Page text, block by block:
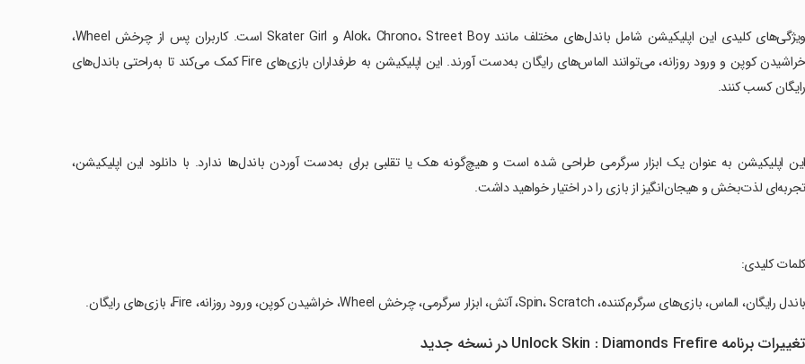
‏ویژگی‌های کلیدی این اپلیکیشن شامل باندل‌های مختلف مانند Alok، Chrono، Street Boy و Skater Girl است. کاربران پس از چرخش Wheel،
خراشیدن کوپن و ورود روزانه، می‌توانند الماس‌های رایگان به‌دست آورند. این اپلیکیشن به طرفداران بازی‌های Fire کمک می‌کند تا به‌راحتی باندل‌های
رایگان کسب کنند.
‏این اپلیکیشن به عنوان یک ابزار سرگرمی طراحی شده است و هیچ‌گونه هک یا تقلبی برای به‌دست آوردن باندل‌ها ندارد. با دانلود این اپلیکیشن،
تجربه‌ای لذت‌بخش و هیجان‌انگیز از بازی را در اختیار خواهید داشت.
‏کلمات کلیدی:
‏باندل رایگان، الماس، بازی‌های سرگرم‌کننده، Spin، Scratch، آتش، ابزار سرگرمی، چرخش Wheel، خراشیدن کوپن، ورود روزانه، Fire، بازی‌های رایگان.
تغییرات برنامه Unlock Skin : Diamonds Frefire در نسخه جدید